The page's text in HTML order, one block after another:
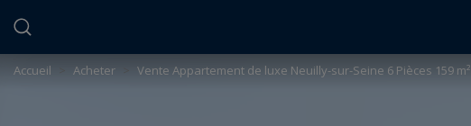
Accueil Acheter Vente Appartement de luxe Neuilly-sur-Seine 6 Pièces 159 m²